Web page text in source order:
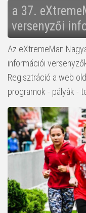
a 37.
versenyzői
Az eXtremeMan
információi
Regisztráció a web
programok - pályák -